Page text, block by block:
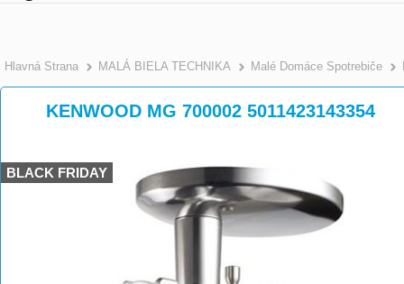
Hlavná Strana >
MALÁ BIELA TECHNIKA >
Malé Domáce Spotrebiče
KENWOOD MG 700002 5011423143354
BLACK FRIDAY